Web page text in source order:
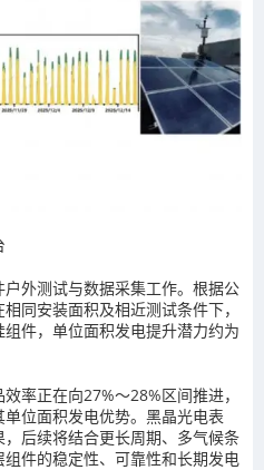
外测试与数据采集工作。根据公
同安装面积及相近测试条件下，
件，单位面积发电提升潜力约为
率正在向27%～28%区间推进，
位面积发电优势。黑晶光电表
后续将结合更长周期、多气候条
件的稳定性、可靠性和长期发电